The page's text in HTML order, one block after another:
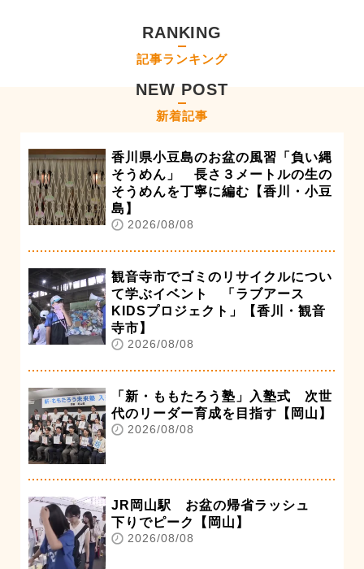
RANKING
記事ランキング
NEW POST
新着記事
香川県小豆島のお盆の風習「負い縄
そうめん」 長さ３メートルの生の
そうめんを丁寧に編む【香川・小豆
島】
2026/08/08
観音寺市でゴミのリサイクルについ
て学ぶイベント 「ラブアース
KIDSプロジェクト」【香川・観音
寺市】
2026/08/08
「新・ももたろう塾」入塾式 次世
代のリーダー育成を目指す【岡山】
2026/08/08
JR岡山駅 お盆の帰省ラッシュ
下りでピーク【岡山】
2026/08/08